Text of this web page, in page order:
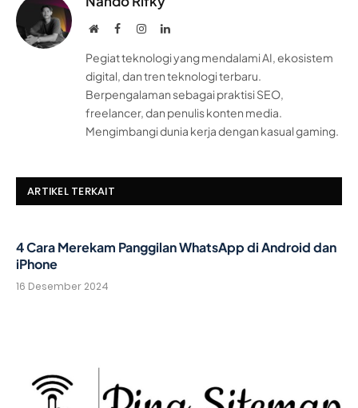
WebsiteFacebookInstagramLinkedIn
Pegiat teknologi yang mendalami AI, ekosistem
digital, dan tren teknologi terbaru.
Berpengalaman sebagai praktisi SEO,
freelancer, dan penulis konten media.
Mengimbangi dunia kerja dengan kasual gaming.
ARTIKEL TERKAIT
4 Cara Merekam Panggilan WhatsApp di Android dan
iPhone
16 Desember 2024